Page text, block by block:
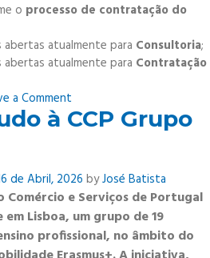
o processo de contratação do
atualmente para Consultoria;
atualmente para Contratação
a Comment
European
Bank
and
Development
(EBRD)
à CCP Grupo
de Abril, 2026 byJosé Batista
Comércio e Serviços de Portugal
Lisboa, um grupo de 19
profissional, no âmbito do